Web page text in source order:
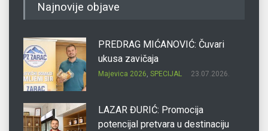
Najnovije objave
PREDRAG MIĆANOVIĆ: Čuvari
ukusa zavičaja
Majevica 2026, SPECIJAL 23.07.2026.
LAZAR ĐURIĆ: Promocija
potencijal pretvara u destinaciju